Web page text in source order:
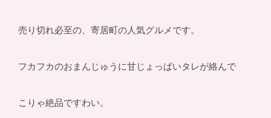
売り切れ必至の、寄居町の人気グルメです。
フカフカのおまんじゅうに甘じょっぱいタレが絡んで
こりゃ絶品ですわい。